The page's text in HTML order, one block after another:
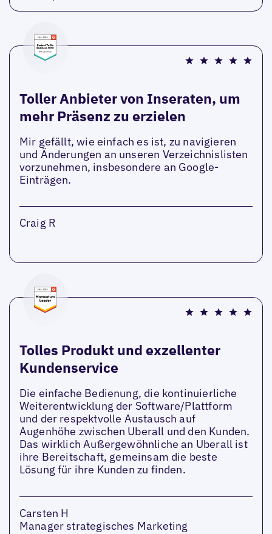
Toller Anbieter von Inseraten, um
mehr Präsenz zu erzielen
Mir gefällt, wie einfach es ist, zu navigieren
und Änderungen an unseren Verzeichnislisten
vorzunehmen, insbesondere an Google-
Einträgen.
Craig R
Tolles Produkt und exzellenter
Kundenservice
Die einfache Bedienung, die kontinuierliche
Weiterentwicklung der Software/Plattform
und der respektvolle Austausch auf
Augenhöhe zwischen Uberall und den Kunden.
Das wirklich Außergewöhnliche an Uberall ist
ihre Bereitschaft, gemeinsam die beste
Lösung für ihre Kunden zu finden.
Carsten H
Manager strategisches Marketing